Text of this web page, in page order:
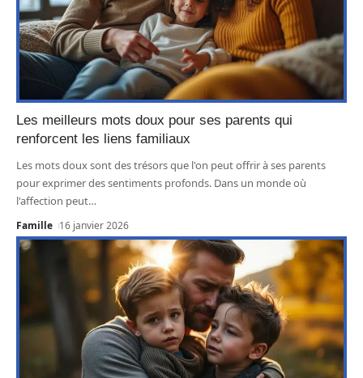
Les meilleurs mots doux pour ses parents qui
renforcent les liens familiaux
Les mots doux sont des trésors que l'on peut offrir à ses parents
pour exprimer des sentiments profonds. Dans un monde où
l'affection peut…
Famille 16 janvier 2026